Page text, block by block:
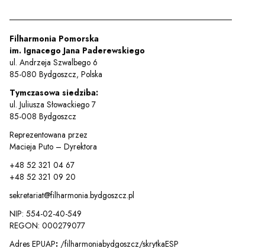
Polityka prywatności
Praca
Filharmonia Pomorska
im. Ignacego Jana Paderewskiego
ul. Andrzeja Szwalbego 6
85-080 Bydgoszcz, Polska
Tymczasowa siedziba:
ul. Juliusza Słowackiego 7
85-008 Bydgoszcz
Reprezentowana przez
Macieja Puto – Dyrektora
+48 52 321 04 67
+48 52 321 09 20
sekretariat@filharmonia.bydgoszcz.pl
NIP: 554-02-40-549
REGON: 000279077
Adres EPUAP: /filharmoniabydgoszcz/skrytkaESP